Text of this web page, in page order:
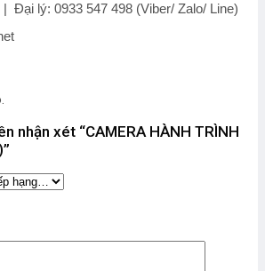
Đại lý: 0933 547 498 (Viber/ Zalo/ Line)
nhận xét “CAMERA HÀNH TRÌNH